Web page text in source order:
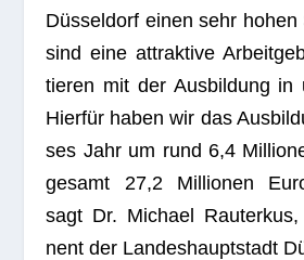
Düs­sel­dorf einen sehr
sind eine attrak­tive
tie­ren mit der Aus­bil­dung in
Hier­für haben wir das
ses Jahr um rund 6,4
ge­samt 27,2 Mil­lio­nen
sagt Dr. Michael
nent der Lan­des­haupt­stadt